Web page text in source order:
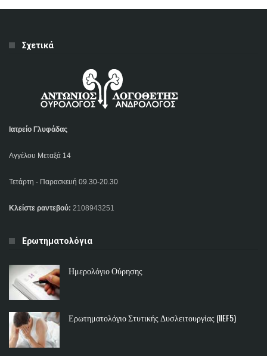
Σχετικά
Ιατρείο Γλυφάδας
Αγγέλου Μεταξά 14
Τετάρτη - Παρασκευή 09.30-20.30
Κλείστε ραντεβού: 2108943251
Ερωτηματολόγια
Ημερολόγιο Ούρησης
Ερωτηματολόγιο Στυτικής Δυσλειτουργίας (IIEF5)